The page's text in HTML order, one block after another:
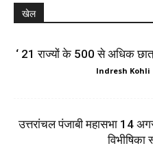
खेल
‘ 21 राज्यों के 500 से अधिक
Indresh Kohli
उत्तरांचल पंजाबी महासभा 14
विभीषिका